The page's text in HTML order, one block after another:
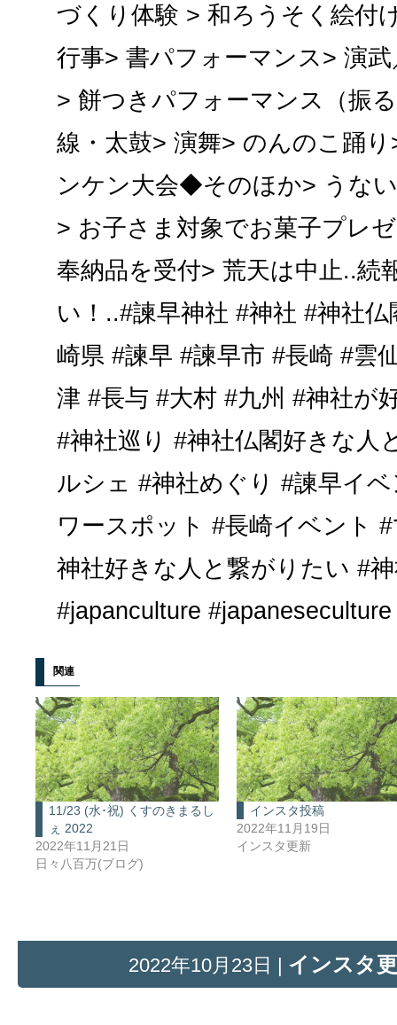
づくり体験 > 和ろうそく絵付
行事> 書パフォーマンス> 演
> 餅つきパフォーマンス（振
線・太鼓> 演舞> のんのこ踊
ンケン大会◆そのほか> うな
> お子さま対象でお菓子プレ
奉納品を受付> 荒天は中止..続
い！..#諫早神社 #神社 #神社
崎県 #諫早 #諫早市 #長崎 #雲
津 #長与 #大村 #九州 #神社が
#神社巡り #神社仏閣好きな人
ルシェ #神社めぐり #諫早イ
ワースポット #長崎イベント
神社好きな人と繋がりたい #
#japanculture #japaneseculture
関連
11/23 (水･祝) くすのきまるし
ぇ 2022
2022年11月21日
日々八百万(ブログ)
インスタ投稿
2022年11月19日
インスタ更新
2022年10月23日 | インスタ